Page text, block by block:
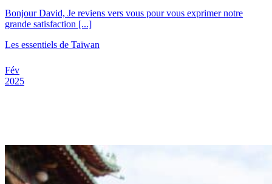
Bonjour David, Je reviens vers vous pour vous exprimer notre
grande satisfaction [...]
Les essentiels de Taïwan
Fév
2025